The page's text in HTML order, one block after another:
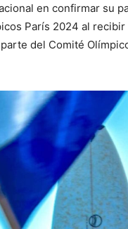
en confirmar su
París 2024 al recibir
del Comité